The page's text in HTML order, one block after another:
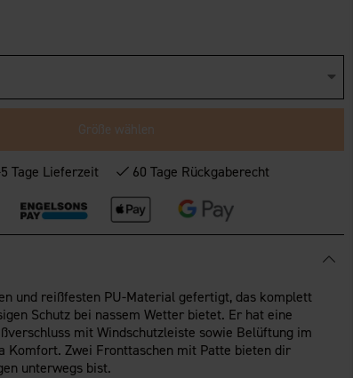
Größe wählen
Tage Lieferzeit 60 Tage Rückgaberecht
und reißfesten PU-Material gefertigt, das komplett
Schutz bei nassem Wetter bietet. Er hat eine
mit Windschutzleiste sowie Belüftung im
Komfort. Zwei Fronttaschen mit Patte bieten dir
unterwegs bist.